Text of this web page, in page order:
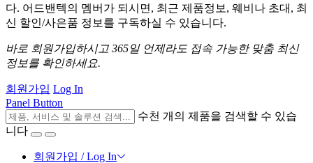
다. 어드밴텍의 멤버가 되시면, 최근 제품정보, 웨비나 초대, 최
신 할인/사은품 정보를 구독하실 수 있습니다.
바로 회원가입하시고 365일 언제라도 접속 가능한 맞춤 최신
정보를 확인하세요.
회원가입 Log In
Panel Button
수천 개의 제품을 검색할 수 있습
니다
회원가입 / Log In